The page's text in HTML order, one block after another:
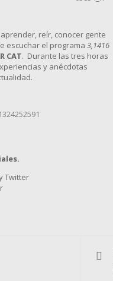
reír, conocer gente
escuchar el programa 3,1416
CAT. Durante las tres horas
y anécdotas
Twitter